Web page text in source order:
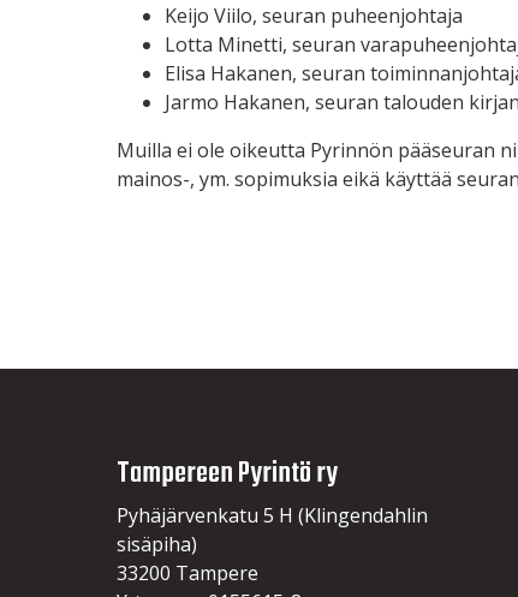
Keijo Viilo, seuran puheenjohtaja
Lotta Minetti, seuran
Elisa Hakanen, seuran
Jarmo Hakanen, seuran talouden
Muilla ei ole oikeutta Pyrinnön pääseuran
mainos-, ym. sopimuksia eikä käyttää
Tampereen Pyrintö ry
Pyhäjärvenkatu 5 H (Klingendahlin
sisäpiha)
33200 Tampere